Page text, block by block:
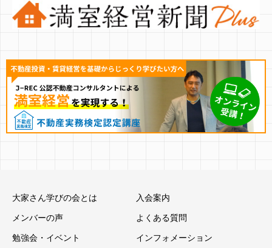
大家さん学びの会とは 入会案内
メンバーの声 よくある質問
勉強会・イベント インフォメーション